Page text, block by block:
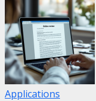
Applications